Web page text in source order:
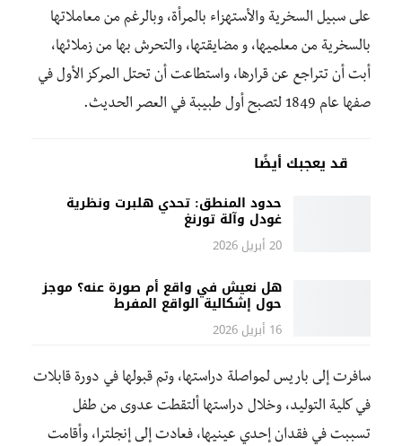
على سبيل السخرية والأستهزاء بالمرأة، وبالرغم من معاملاتها
بالسخرية من معلميها، و مضايقتها، والتحرش بها من زملائها،
أبت أن تتراجع عن قرارها، واستطاعت أن تحتل المركز الأول في
صفها عام 1849 لتصبح أول طبيبة في العصر الحديث.
قد يعجبك أيضًا
حدود المنطق: تحدي هلبرت ونظرية
غودل وآلة تورنغ
20 أبريل 2026
هل نعيش في واقع أم صورة عنه؟ موجز
حول إشكالية الواقع المفرط
16 أبريل 2026
سافرت إلى باريس لمواصلة دراستها، وتم قبولها في دورة قابلات
في كلية التوليد، وخلال دراستها ألتقطت عدوى من طفل
تسببت في فقدان إحدي عينيها، فعادت إلى إنجلترا، وأقامت